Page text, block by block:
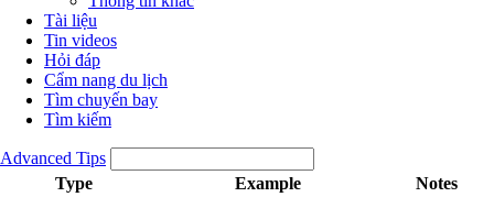
Tài liệu
Tin videos
Hỏi đáp
Cẩm nang du lịch
Tìm chuyến bay
Tìm kiếm
Advanced Tips
Type
Example Notes